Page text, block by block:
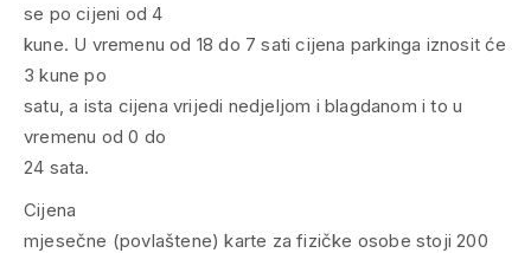
se po cijeni od 4
kune. U vremenu od 18 do 7 sati cijena parkinga iznosit će
3 kune po
satu, a ista cijena vrijedi nedjeljom i blagdanom i to u
vremenu od 0 do
24 sata.
Cijena
mjesečne (povlaštene) karte za fizičke osobe stoji 200